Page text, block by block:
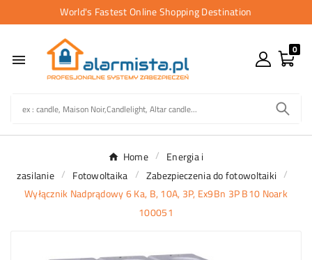
World's Fastest Online Shopping Destination

0
Home
Energia i
zasilanie
Fotowoltaika
Zabezpieczenia do fotowoltaiki
Wyłącznik Nadprądowy 6 Ka, B, 10A, 3P, Ex9Bn 3P B10 Noark
100051